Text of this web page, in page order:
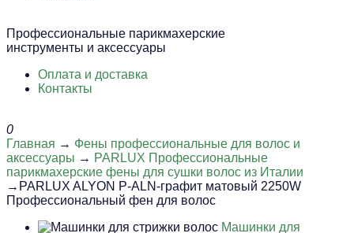
Профессиональные парикмахерские
инструменты и аксессуары
Оплата и доставка
Контакты
0
Главная → Фены профессиональные для волос и
аксессуары → PARLUX Профессиональные
парикмахерские фены для сушки волос из Италии
→PARLUX ALYON P-ALN-графит матовый 2250W
Профессиональный фен для волос
Машинки для